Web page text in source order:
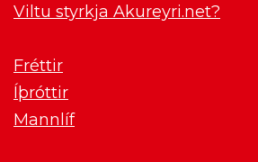
Viltu styrkja Akureyri.net?
Fréttir
Íþróttir
Mannlíf